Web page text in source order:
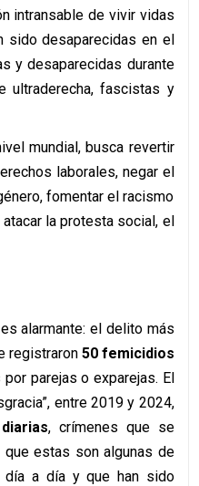
intransable de vivir vidas
sido desaparecidas en el
y desaparecidas durante
ultraderecha, fascistas y
mundial, busca revertir
laborales, negar el
fomentar el racismo
la protesta social, el
alarmante: el delito más
registraron 50 femicidios
parejas o exparejas. El
entre 2019 y 2024,
, crímenes que se
que estas son algunas de
día a día y que han sido